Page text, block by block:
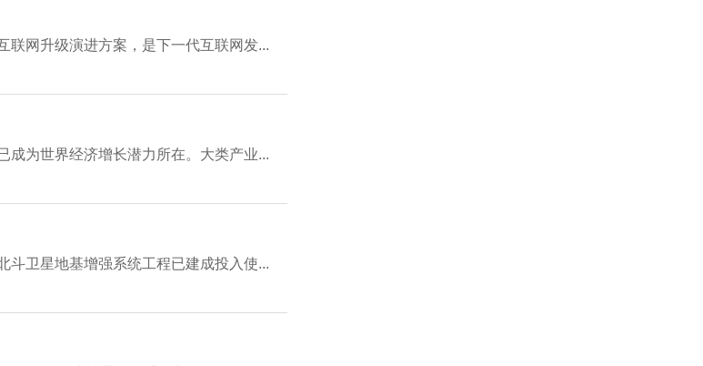
联网升级演进方案，是下一代互联网发...
成为世界经济增长潜力所在。大类产业...
斗卫星地基增强系统工程已建成投入使...